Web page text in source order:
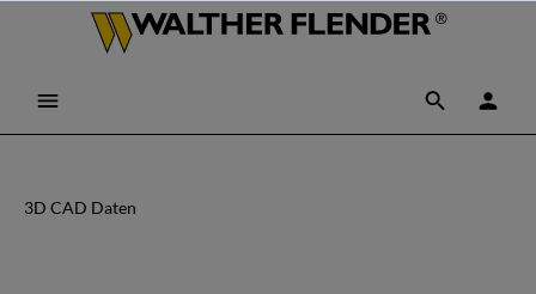
3D CAD Daten